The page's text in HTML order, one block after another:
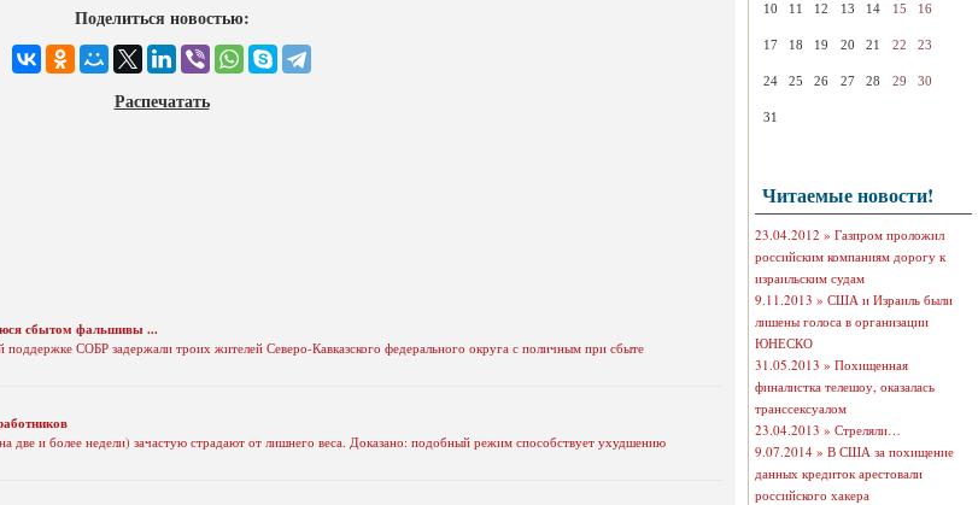
Поделиться новостью:
Распечатать
сбытом фальшивы ...
поддержке СОБР задержали троих жителей Северо-Кавказского федерального округа с поличным при сбыте
две и более недели) зачастую страдают от лишнего веса. Доказано: подобный режим способствует ухудшению
10 11 12 13 14 15 16
17 18 19 20 21 22 23
24 25 26 27 28 29 30
31
Читаемые новости!
23.04.2012 » Газпром проложил
российским компаниям дорогу к
израильским судам
9.11.2013 » США и Израиль были
лишены голоса в организации
ЮНЕСКО
31.05.2013 » Похищенная
финалистка телешоу, оказалась
транссексуалом
23.04.2013 » Стреляли…
9.07.2014 » В США за похищение
данных кредиток арестовали
российского хакера